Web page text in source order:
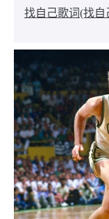
找自己歌词(找自